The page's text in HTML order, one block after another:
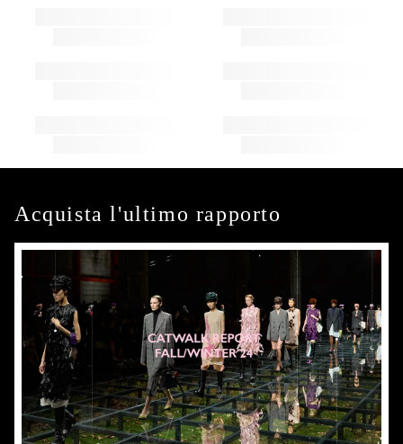
Acquista l'ultimo rapporto